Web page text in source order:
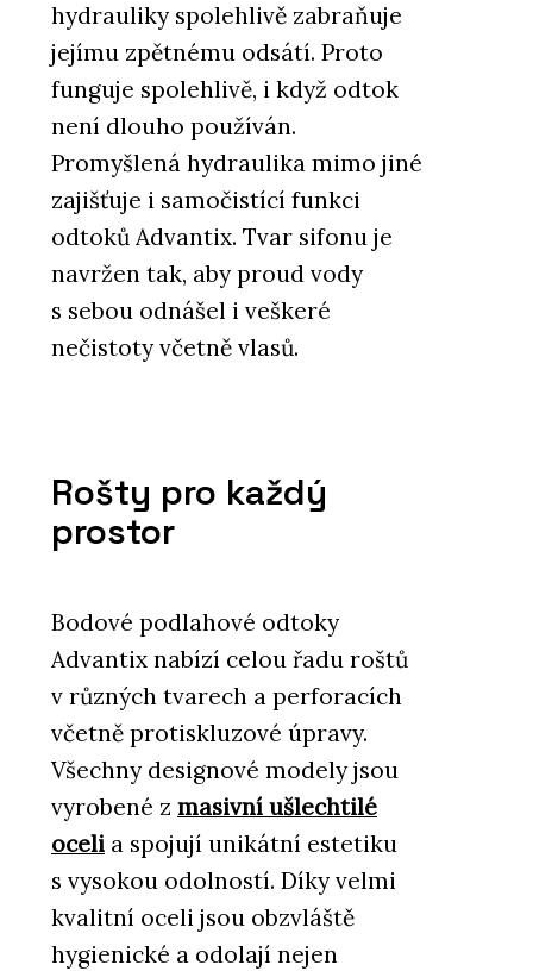
hydrauliky spolehlivě zabraňuje
jejímu zpětnému odsátí. Proto
funguje spolehlivě, i když odtok
není dlouho používán.
Promyšlená hydraulika mimo jiné
zajišťuje i samočistící funkci
odtoků Advantix. Tvar sifonu je
navržen tak, aby proud vody
s sebou odnášel i veškeré
nečistoty včetně vlasů.
Rošty pro každý
prostor
Bodové podlahové odtoky
Advantix nabízí celou řadu roštů
v různých tvarech a perforacích
včetně protiskluzové úpravy.
Všechny designové modely jsou
vyrobené z masivní ušlechtilé
oceli a spojují unikátní estetiku
s vysokou odolností. Díky velmi
kvalitní oceli jsou obzvláště
hygienické a odolají nejen